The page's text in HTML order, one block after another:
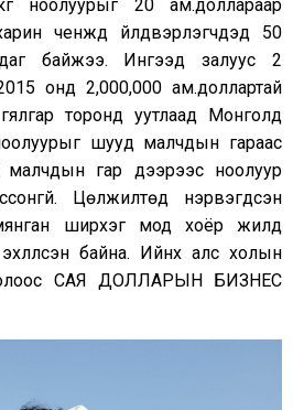
ноолуурыг 20 ам.доллараар
ченжүүд үйлдвэрлэгчдэд 50
байжээ. Ингээд залуус 2
онд 2,000,000 ам.доллартай
торонд уутлаад Монголд
шууд малчдын гараас
гар дээрээс ноолуур
Цөлжилтөд нэрвэгдсэн
ширхэг мод хоёр жилд
байна. Ийнхүү алс холын
САЯ ДОЛЛАРЫН БИЗНЕС